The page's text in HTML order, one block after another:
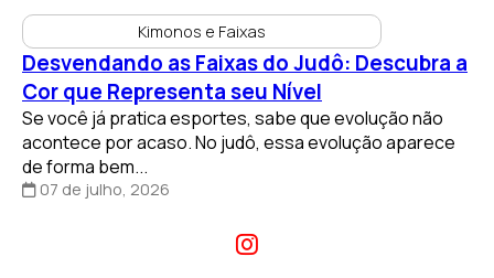
Kimonos e Faixas
Desvendando as Faixas do Judô: Descubra a
Cor que Representa seu Nível
Se você já pratica esportes, sabe que evolução não
acontece por acaso. No judô, essa evolução aparece
de forma bem...
07 de julho, 2026